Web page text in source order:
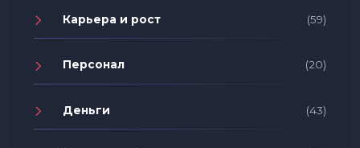
Карьера и рост (59)
Персонал (20)
Деньги (43)